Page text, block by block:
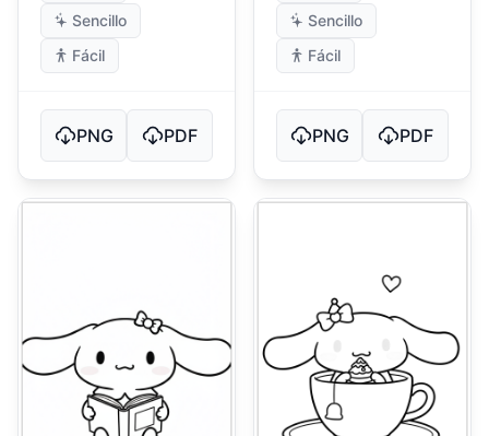
Sencillo
Fácil
PNG PDF
Sencillo
Fácil
PNG PDF